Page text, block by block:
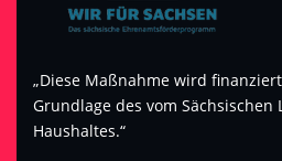
„Diese Maßnahme wird
Grundlage des vom Sächsischen
Haushaltes.“